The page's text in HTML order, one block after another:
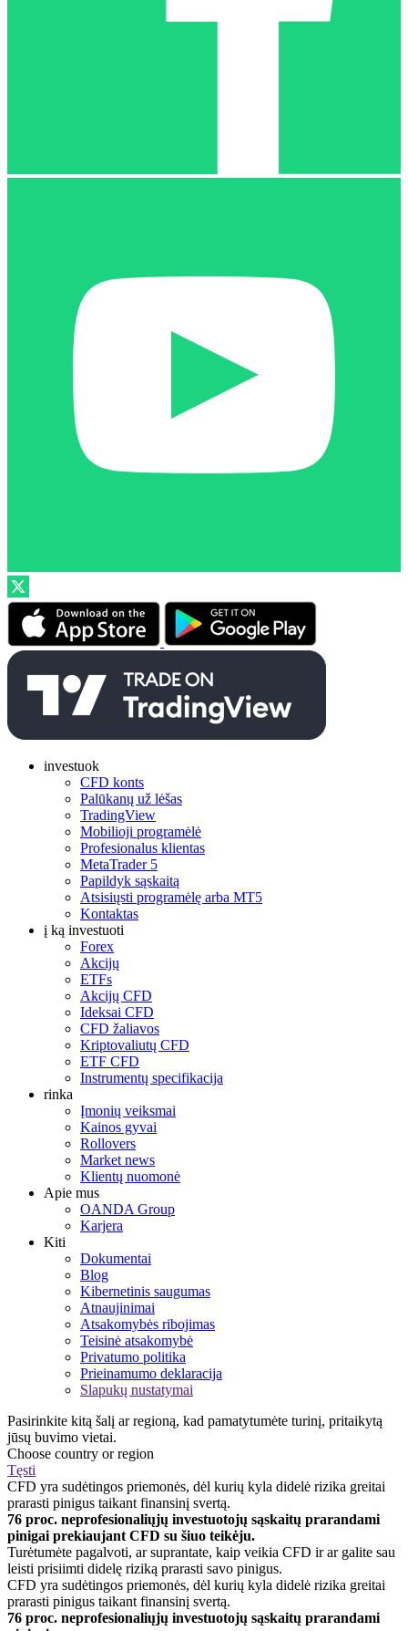
investuok
CFD konts
Palūkanų už lėšas
TradingView
Mobilioji programėlė
Profesionalus klientas
MetaTrader 5
Papildyk sąskaitą
Atsisiųsti programėlę arba MT5
Kontaktas
į ką investuoti
Forex
Akcijų
ETFs
Akcijų CFD
Ideksai CFD
CFD žaliavos
Kriptovaliutų CFD
ETF CFD
Instrumentų specifikacija
rinka
Įmonių veiksmai
Kainos gyvai
Rollovers
Market news
Klientų nuomonė
Apie mus
OANDA Group
Karjera
Kiti
Dokumentai
Blog
Kibernetinis saugumas
Atnaujinimai
Atsakomybės ribojimas
Teisinė atsakomybė
Privatumo politika
Prieinamumo deklaracija
Slapukų nustatymai
Pasirinkite kitą šalį ar regioną, kad pamatytumėte turinį, pritaikytą
jūsų buvimo vietai.
Choose country or region
Tęsti
CFD yra sudėtingos priemonės, dėl kurių kyla didelė rizika greitai
prarasti pinigus taikant finansinį svertą.
76 proc. neprofesionaliųjų investuotojų sąskaitų prarandami
pinigai prekiaujant CFD su šiuo teikėju.
Turėtumėte pagalvoti, ar suprantate, kaip veikia CFD ir ar galite sau
leisti prisiimti didelę riziką prarasti savo pinigus.
CFD yra sudėtingos priemonės, dėl kurių kyla didelė rizika greitai
prarasti pinigus taikant finansinį svertą.
76 proc. neprofesionaliųjų investuotojų sąskaitų prarandami